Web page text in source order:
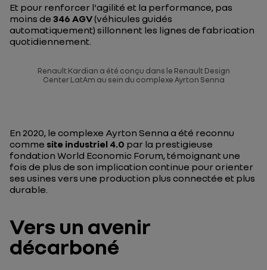
Et pour renforcer l'agilité et la performance, pas
moins de 346 AGV(véhicules guidés
automatiquement) sillonnent les lignes de fabrication
quotidiennement.
Renault Kardian a été conçu dans le Renault Design
Center LatAm au sein du complexe Ayrton Senna
En 2020, le complexe Ayrton Senna a été reconnu
comme site industriel 4.0 par la prestigieuse
fondation World Economic Forum, témoignant une
fois de plus de son implication continue pour orienter
ses usines vers une production plus connectée et plus
durable.
Vers un avenir
décarboné